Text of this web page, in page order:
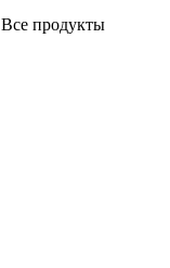
продукты